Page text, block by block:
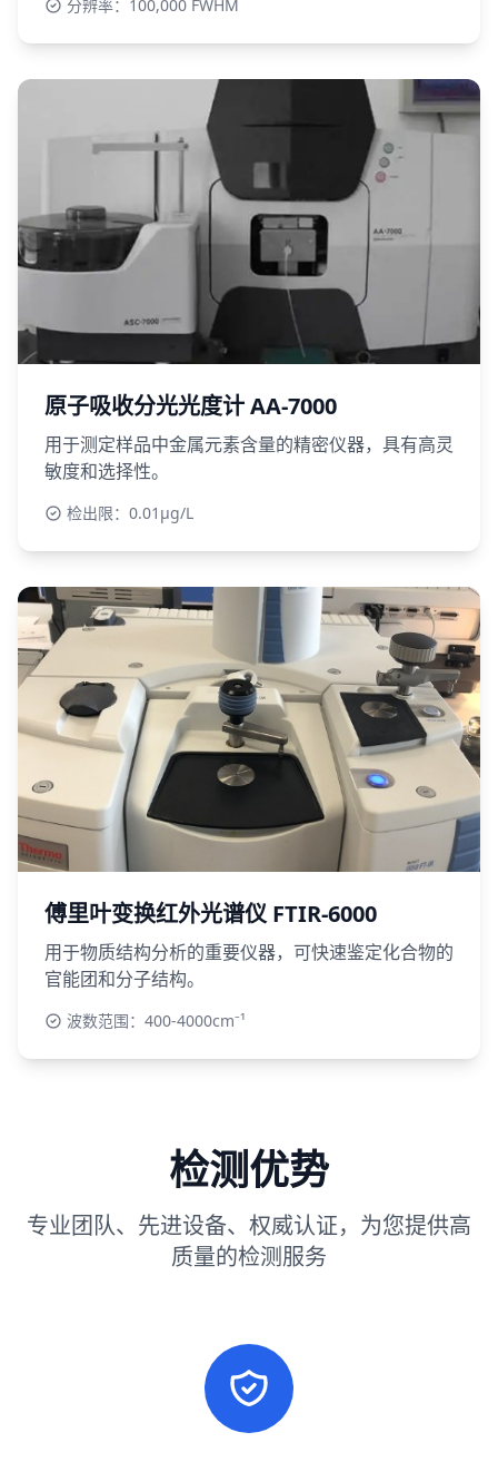
分辨率：100,000 FWHM
原子吸收分光光度计 AA-7000
用于测定样品中金属元素含量的精密仪器，具有高灵
敏度和选择性。
检出限：0.01μg/L
傅里叶变换红外光谱仪 FTIR-6000
用于物质结构分析的重要仪器，可快速鉴定化合物的
官能团和分子结构。
波数范围：400-4000cm⁻¹
检测优势
专业团队、先进设备、权威认证，为您提供高
质量的检测服务